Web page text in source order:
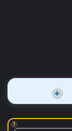
+
!